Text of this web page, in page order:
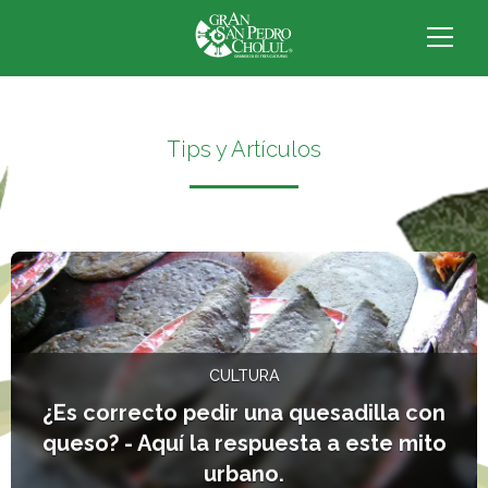
Tips y Artículos
CULTURA
¿Es correcto pedir una quesadilla con
queso? - Aquí la respuesta a este mito
urbano.